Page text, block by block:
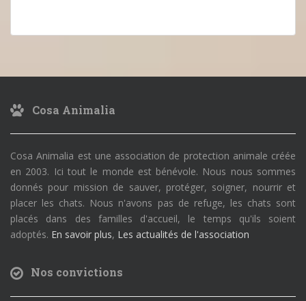
Cosa Animalia
Cosa Animalia est une association de protection animale créée
en 2003. Ici tout le monde est bénévole. Nous nous sommes
donnés pour mission de sauver, protéger, soigner, nourrir et
placer les chats. Nous n'avons pas de refuge, les chats sont
placés dans des familles d'accueil, le temps qu'ils soient
adoptés. En savoir plus, Les actualités de l'association
Nos convictions